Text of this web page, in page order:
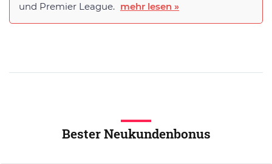
und Premier League. mehr lesen »
Bester Neukundenbonus